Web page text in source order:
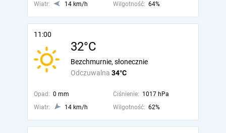
Wiatr:
14 km/h Wilgotność: 64%
11:00
32°C
Odczuwalna 34°C
Bezchmurnie, słonecznie
Opad: 0 mm Ciśnienie: 1017 hPa
Wiatr:
14 km/h Wilgotność: 62%